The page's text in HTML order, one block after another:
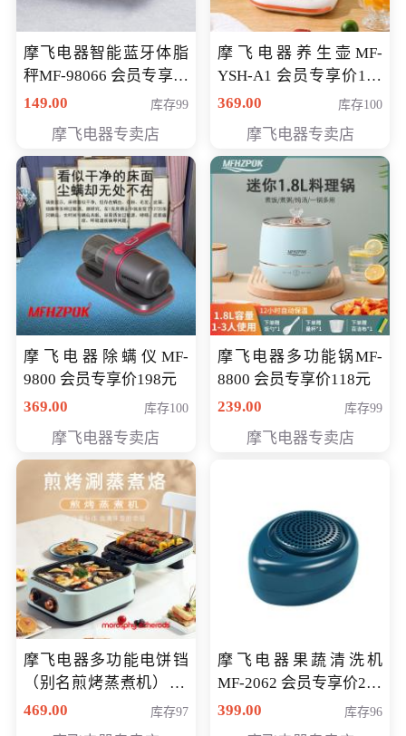
摩飞电器智能蓝牙体脂
秤MF-98066 会员专享价
98元
149.00 库存99
摩飞电器专卖店
摩飞电器养生壶MF-
YSH-A1 会员专享价198
元
369.00 库存100
摩飞电器专卖店
摩飞电器除螨仪MF-
9800 会员专享价198元
369.00
库存100
摩飞电器专卖店
摩飞电器多功能锅MF-
8800 会员专享价118元
239.00
库存99
摩飞电器专卖店
摩飞电器多功能电饼铛
（别名煎烤蒸煮机） 型
号MF-8888B 会员专享
469.00 库存97
摩飞电器果蔬清洗机
MF-2062 会员专享价268
元
399.00 库存96